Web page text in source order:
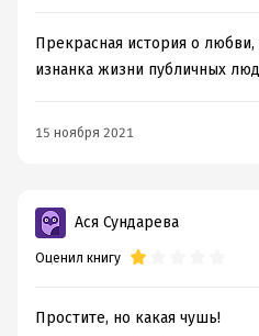
Прекрасная история о любви,
изнанка жизни публичных
15 ноября 2021
Ася Сундарева
Оценил книгу
Простите, но какая чушь!